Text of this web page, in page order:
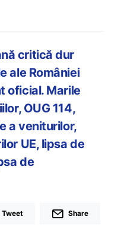
critică dur
ale României
oficial. Marile
OUG 114,
a veniturilor,
UE, lipsa de
de
Tweet Share